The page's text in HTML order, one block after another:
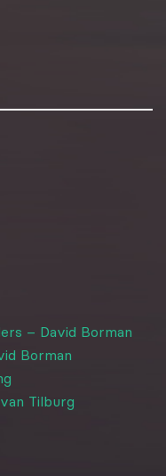
– David Borman
Borman
Tilburg